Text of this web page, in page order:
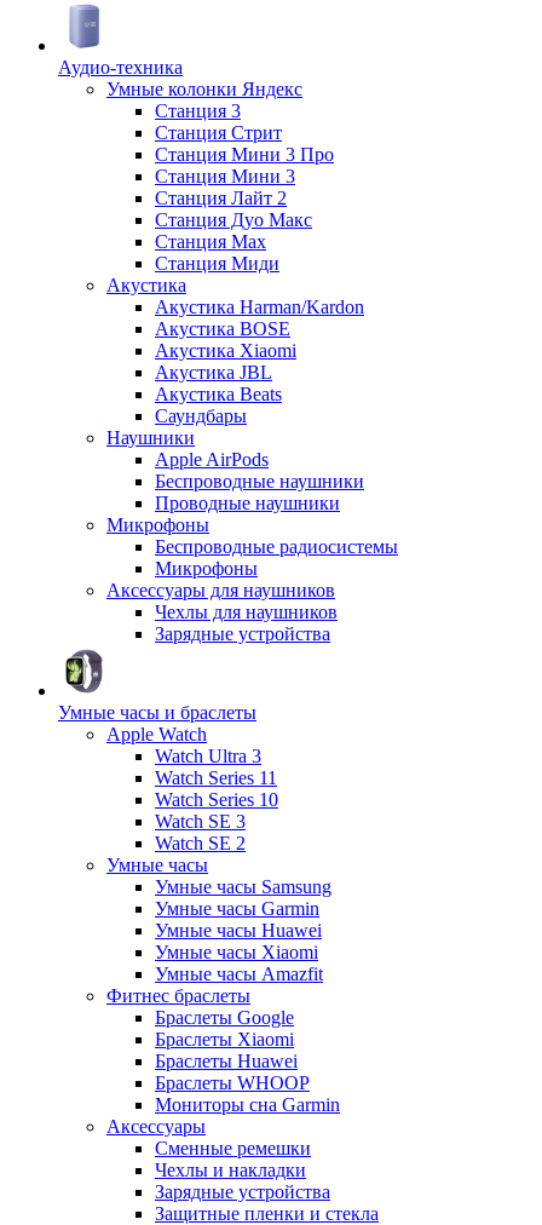
Аудио-техника
Умные колонки Яндекс
Станция 3
Станция Стрит
Станция Мини 3 Про
Станция Мини 3
Станция Лайт 2
Станция Дуо Макс
Станция Max
Станция Миди
Акустика
Акустика Harman/Kardon
Акустика BOSE
Акустика Xiaomi
Акустика JBL
Акустика Beats
Саундбары
Наушники
Apple AirPods
Беспроводные наушники
Проводные наушники
Микрофоны
Беспроводные радиосистемы
Микрофоны
Аксессуары для наушников
Чехлы для наушников
Зарядные устройства
Умные часы и браслеты
Apple Watch
Watch Ultra 3
Watch Series 11
Watch Series 10
Watch SE 3
Watch SE 2
Умные часы
Умные часы Samsung
Умные часы Garmin
Умные часы Huawei
Умные часы Xiaomi
Умные часы Amazfit
Фитнес браслеты
Браслеты Google
Браслеты Xiaomi
Браслеты Huawei
Браслеты WHOOP
Мониторы сна Garmin
Аксессуары
Сменные ремешки
Чехлы и накладки
Зарядные устройства
Защитные пленки и стекла